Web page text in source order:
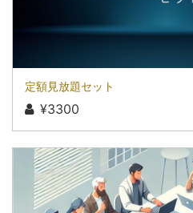
定額見放題セット
¥3300